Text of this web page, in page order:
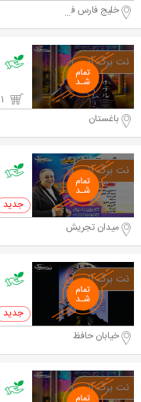
خلیج فارس فرهنگسرای نیاوران
باغستان
0 خرید
میدان تجریش
0 خرید
خیابان حافظ